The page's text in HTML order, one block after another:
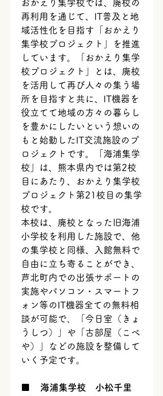
おかえり集学校では、廃校の
再利用を通じて、IT普及と地
域活性化を目指す「おかえり
集学校プロジェクト」を推進
しています。「おかえり集学
校プロジェクト」とは、廃校
を活用して再び人々の集う場
所を目指すと共に、IT機器を
役立てて地域の方々の暮らし
を豊かにしたいという想いの
もと始動したIT交流施設のプ
ロジェクトです。「海浦集学
校」は、熊本県内では第2校
目にあたり、おかえり集学校
プロジェクト第21校目の集学
校です。
本校は、廃校となった旧海浦
小学校を利用した施設で、他
の集学校と同様、入館無料で
自由に立ち寄ることができ、
芦北町内での出張サポートの
実施やパソコン・スマートフ
ォン等のIT機器全ての無料相
談が可能で、「今日室（きょ
うしつ）」や「古部屋（こべ
や）」などの施設を整備して
いく予定です。
■ 海浦集学校　小松千里